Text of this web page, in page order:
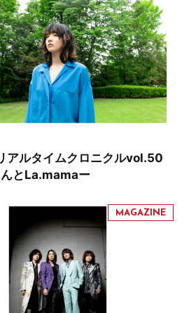
アルタイムクロニクルvol.50
とLa.mamaー